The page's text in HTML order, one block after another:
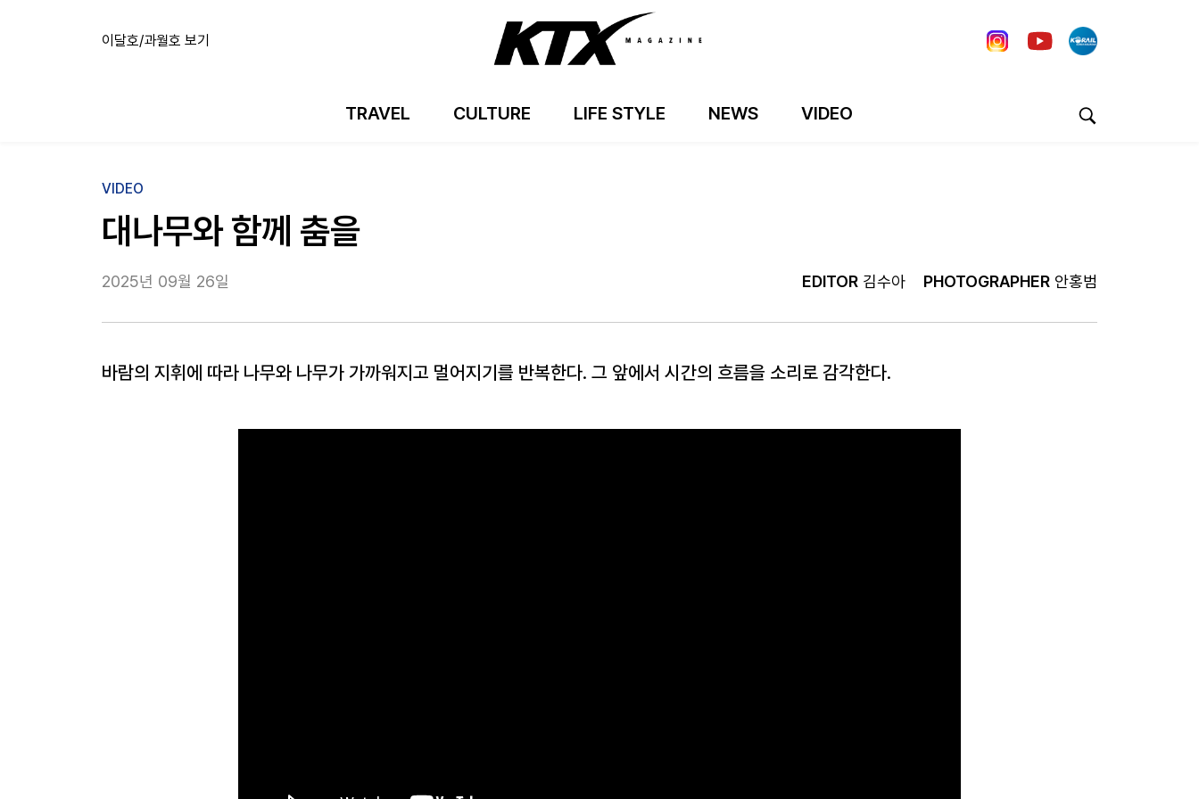
이달호/과월호 보기
TRAVEL CULTURE LIFE STYLE NEWS VIDEO
VIDEO
대나무와 함께 춤을
2025년 09월 26일 EDITOR 김수아 PHOTOGRAPHER 안홍범
바람의 지휘에 따라 나무와 나무가 가까워지고 멀어지기를 반복한다. 그 앞에서 시간의 흐름을 소리로 감각한다.